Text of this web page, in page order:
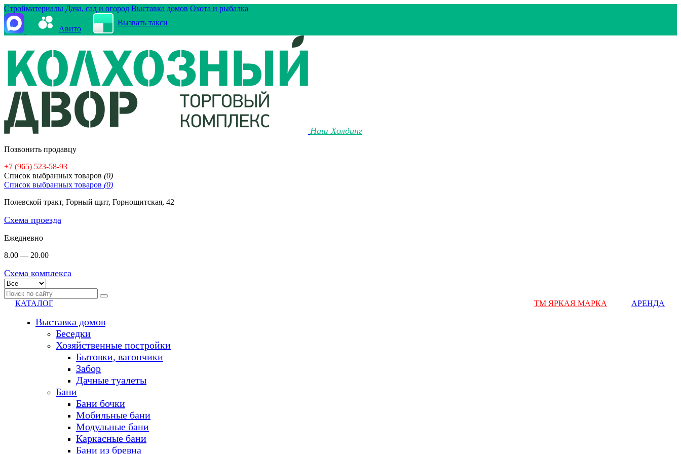
Стройматериалы Дача, сад и огород Выставка домов Охота и рыбалка
Авито
Вызвать такси
Наш Холдинг
Позвонить продавцу
+7 (965) 523-58-93
Cписок выбранных товаров (0)
Cписок выбранных товаров (0)
Полевской тракт, Горный щит, Горнощитская, 42
Схема проезда
Ежедневно
8.00 — 20.00
Схема комплекса
КАТАЛОГ
Выставка домов
Беседки
Хозяйственные постройки
Бытовки, вагончики
Забор
Дачные туалеты
Бани
Бани бочки
Мобильные бани
Модульные бани
Каркасные бани
Бани из бревна
ТМ ЯРКАЯ МАРКА АРЕНДА